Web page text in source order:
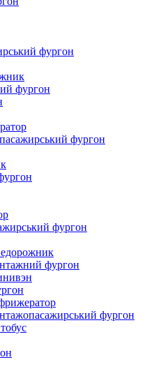
фургон
фургон
фургон
фургон
фургон
фургон